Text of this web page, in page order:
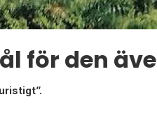
för den